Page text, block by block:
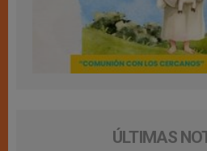
ÚLTIMAS